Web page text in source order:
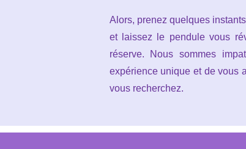
Alors, prenez quelques
et laissez le pendule vous
réserve. Nous sommes
expérience unique et de vous
vous recherchez.